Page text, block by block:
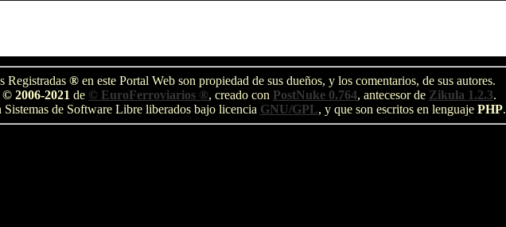
Registradas ®en este Portal Web son propiedad de sus dueños, y los comentarios, de sus autores.
2006-2021 de © EuroFerroviarios ®, creado con PostNuke 0.764, antecesor de Zikula 1.2.3.
Sistemas de Software Libre liberados bajo licencia GNU/GPL, y que son escritos en lenguaje PHP.